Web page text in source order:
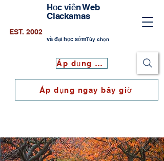
Học viện Web
Clackamas
và đại học sớmTùy chọn
EST. 2002
Áp dụng ngay bây giờ
Áp dụng ngay bây giờ